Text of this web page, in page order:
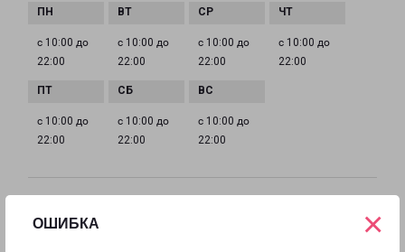
ОШИБКА ×
с 10:00 до
22:00
с 10:00 до
22:00
с 10:00 до
22:00
с 10:00 до
22:00
с 10:00 до
22:00
с 10:00 до
22:00
с 10:00 до
22:00
Московская область, улица Московская, 9